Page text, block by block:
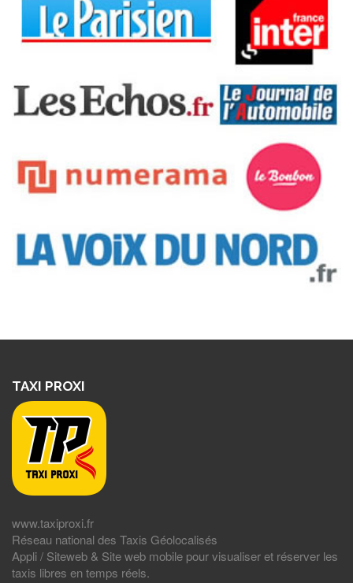
TAXI PROXI
www.taxiproxi.fr
Réseau national des Taxis Géolocalisés
Appli / Siteweb & Site web mobile pour visualiser et réserver les
taxis libres en temps réels.